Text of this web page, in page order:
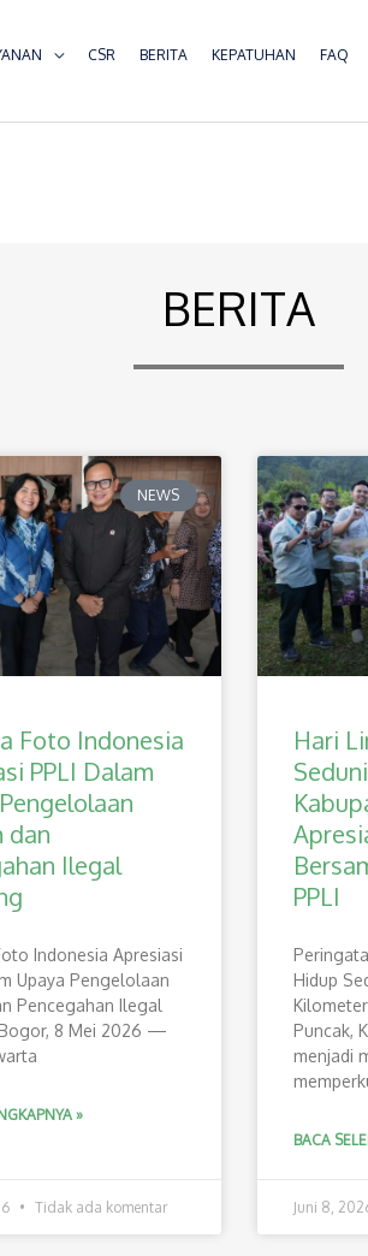
CSR BERITA KEPATUHAN FAQ
BERITA
NEWS
Foto Indonesia
PPLI Dalam
dan
Ilegal
Indonesia Apresiasi
Upaya Pengelolaan
Pencegahan Ilegal
8 Mei 2026 —
»
Tidak ada komentar
Hari
PPLI
Hidup
Puncak,
menjadi
BACA
Juni 8,